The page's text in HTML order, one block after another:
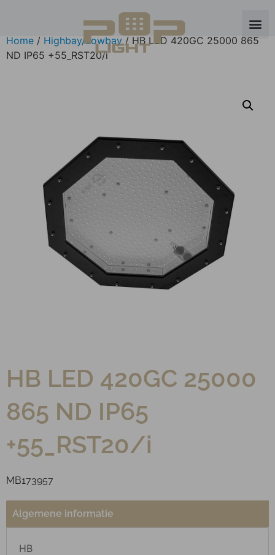
Home / Highbay/Lowbay / HB LED 420GC 25000 865
ND IP65 +55_RST20/i
HB LED 420GC 25000
865 ND IP65
+55_RST20/i
MB173957
Algemene informatie
HB